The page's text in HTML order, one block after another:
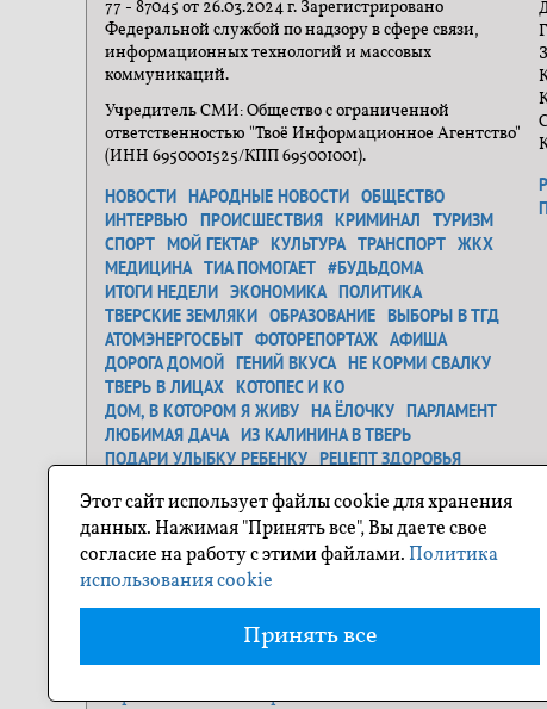
77 - 87045 от 26.03.2024 г. Зарегистрировано
Федеральной службой по надзору в сфере связи,
информационных технологий и массовых
коммуникаций.
Учредитель СМИ: Общество с ограниченной
ответственностью "Твоё Информационное Агентство"
(ИНН 6950001525/КПП 695001001).
НОВОСТИ НАРОДНЫЕ НОВОСТИ ОБЩЕСТВО
ИНТЕРВЬЮ
ПРОИСШЕСТВИЯ КРИМИНАЛ
ТУРИЗМ
СПОРТ МОЙ ГЕКТАР КУЛЬТУРА ТРАНСПОРТ ЖКХ
МЕДИЦИНА ТИА ПОМОГАЕТ #БУДЬДОМА
ИТОГИ НЕДЕЛИ ЭКОНОМИКА ПОЛИТИКА
ТВЕРСКИЕ ЗЕМЛЯКИ ОБРАЗОВАНИЕ ВЫБОРЫ В ТГД
АТОМЭНЕРГОСБЫТ ФОТОРЕПОРТАЖ АФИША
ДОРОГА ДОМОЙ ГЕНИЙ ВКУСА НЕ КОРМИ СВАЛКУ
ТВЕРЬ В ЛИЦАХ КОТОПЕС И КО
ДОМ, В КОТОРОМ Я ЖИВУ НА ЁЛОЧКУ ПАРЛАМЕНТ
ЛЮБИМАЯ ДАЧА ИЗ КАЛИНИНА В ТВЕРЬ
ПОДАРИ УЛЫБКУ РЕБЕНКУ РЕЦЕПТ ЗДОРОВЬЯ
САМОЕ ТРОГАТЕЛЬНОЕ ФОТО ГЕНЕРАЛЬНАЯ УБОРКА
Я ЛЮБЛЮ ТВЕРЬ О ГЕРОЯХ БЫЛЫХ ВРЕМЕН
ПРОЕКТ "СОСЕДИ" ПОХУДЕЙКА
ПУТЕШЕСТВИЕ ПО ТВЕРСКОЙ ОБЛАСТИ
ТИА ПОМОГАЕТ
тараканы солнечногорск
Этот сайт использует файлы cookie для хранения
данных. Нажимая "Принять все", Вы даете свое
согласие на работу с этими файлами. Политика
использования cookie
Принять все